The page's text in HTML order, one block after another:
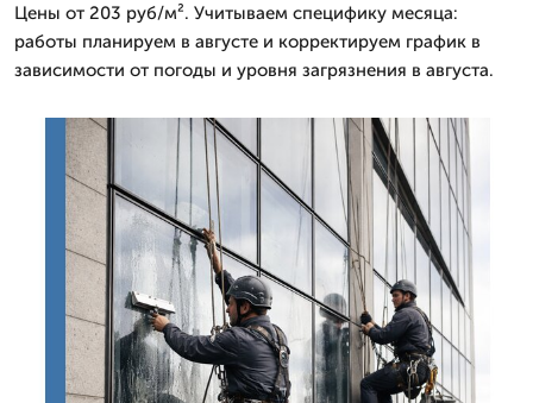
Цены от 203 руб/м². Учитываем специфику месяца:
работы планируем в августе и корректируем график в
зависимости от погоды и уровня загрязнения в августа.